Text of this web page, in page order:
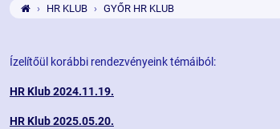
HR KLUB GYŐR HR KLUB
Ízelítőül korábbi rendezvényeink témáiból:
HR Klub 2024.11.19.
HR Klub 2025.05.20.